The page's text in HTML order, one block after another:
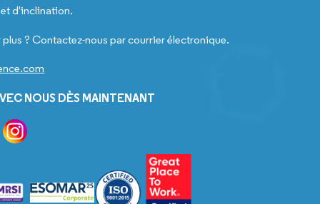
d'inclination.
? Contactez-nous par courrier électronique.
NOUS DÈS MAINTENANT